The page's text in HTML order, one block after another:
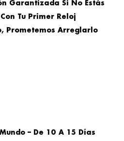
Garantizada Si No Estás
Tu Primer Reloj
Prometemos Arreglarlo
– De 10 A 15 Días